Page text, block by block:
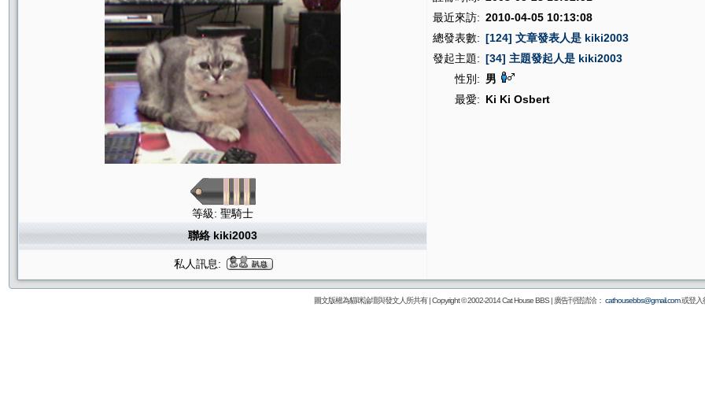
等級: 聖騎士
最近來訪: 2010-04-05 10:13:08
總發表數: [124] 文章發表人是 kiki2003
發起主題: [34] 主題發起人是 kiki2003
性別: 男
最愛: Ki Ki Osbert
聯絡 kiki2003
私人訊息:
圖文版權為貓咪論壇與發文人所共有 | Copyright © 2002-2014Cat House BBS| 廣告刊登請洽： cathousebbs@gmail.com或登入